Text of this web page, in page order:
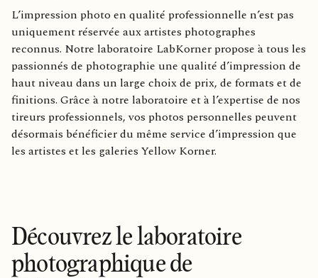
L’impression photo en qualité professionnelle n’est pas
uniquement réservée aux artistes photographes
reconnus. Notre laboratoire LabKorner propose à tous les
passionnés de photographie une qualité d’impression de
haut niveau dans un large choix de prix, de formats et de
finitions. Grâce à notre laboratoire et à l’expertise de nos
tireurs professionnels, vos photos personnelles peuvent
désormais bénéficier du même service d’impression que
les artistes et les galeries Yellow Korner.
Découvrez le laboratoire
photographique de